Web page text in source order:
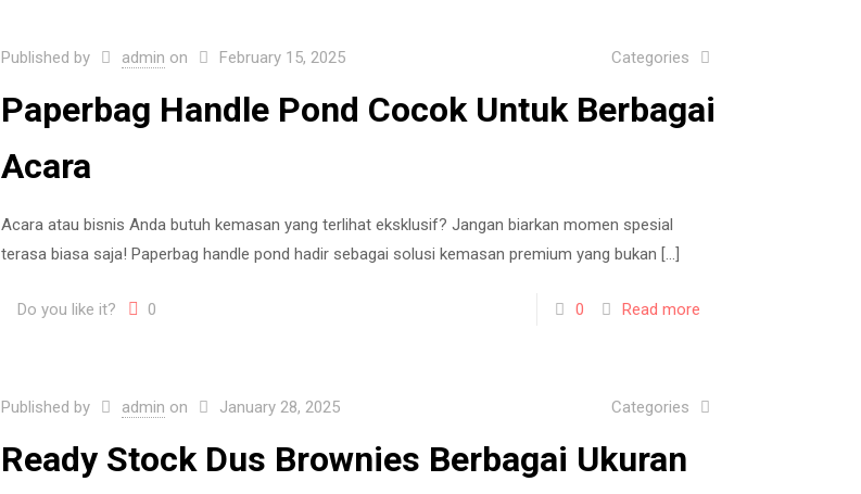
Published by admin on February 15, 2025 Categories
Paperbag Handle Pond Cocok Untuk Berbagai
Acara
Acara atau bisnis Anda butuh kemasan yang terlihat eksklusif? Jangan biarkan momen spesial
terasa biasa saja! Paperbag handle pond hadir sebagai solusi kemasan premium yang bukan […]
Do you like it? 0 0 Read more
Published by admin on January 28, 2025 Categories
Ready Stock Dus Brownies Berbagai Ukuran